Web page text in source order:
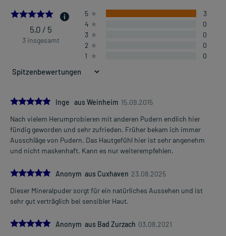
5.0
5,0 / 5
3 insgesamt
5
3
4
0
3
0
2
0
1
0
5.0
Inge aus Weinheim 15.09.2015
Nach vielem Herumprobieren mit anderen Pudern endlich hier
fündig geworden und sehr zufrieden. Früher bekam ich immer
Ausschläge von Pudern. Das Hautgefühl hier ist sehr angenehm
und nicht maskenhaft. Kann es nur weiterempfehlen.
5.0Anonym aus Cuxhaven 23.08.2025
Dieser Mineralpuder sorgt für ein natürliches Aussehen und ist
sehr gut verträglich bei sensibler Haut.
5.0Anonym aus Bad Zurzach 03.08.2021